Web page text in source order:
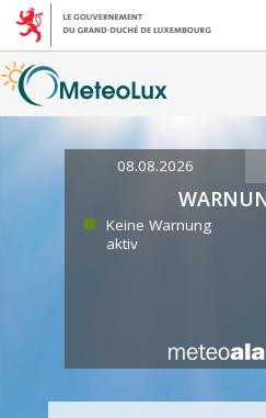
08.08.2026
Keine Warnung
aktiv